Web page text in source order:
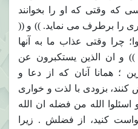
كه وقتى كه او را بخوانند
را برطرف مى نمايد. )) و ((
چرا وقتى عذاب ما به آنها
و ان الذين يستكبرون عن
؛ همانا آنان كه از دعا و
بزودى با لذت و خوارى
الله من فضله ان الله
كنيد، از فضلش . زيرا